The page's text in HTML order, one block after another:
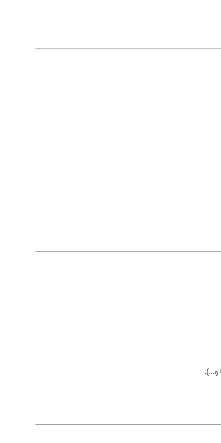
و...).